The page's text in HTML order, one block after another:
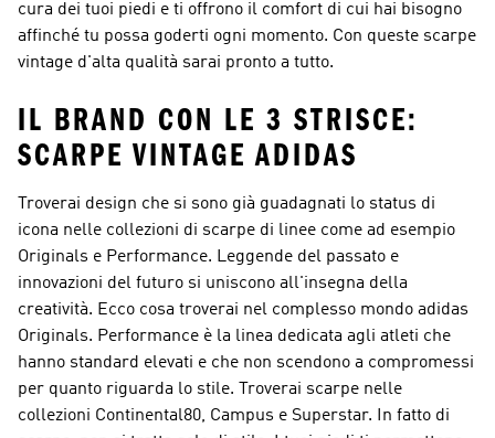
cura dei tuoi piedi e ti offrono il comfort di cui hai bisogno
affinché tu possa goderti ogni momento. Con queste scarpe
vintage d'alta qualità sarai pronto a tutto.
IL BRAND CON LE 3 STRISCE:
SCARPE VINTAGE ADIDAS
Troverai design che si sono già guadagnati lo status di
icona nelle collezioni di scarpe di linee come ad esempio
Originals e Performance. Leggende del passato e
innovazioni del futuro si uniscono all'insegna della
creatività. Ecco cosa troverai nel complesso mondo adidas
Originals. Performance è la linea dedicata agli atleti che
hanno standard elevati e che non scendono a compromessi
per quanto riguarda lo stile. Troverai scarpe nelle
collezioni Continental80, Campus e Superstar. In fatto di